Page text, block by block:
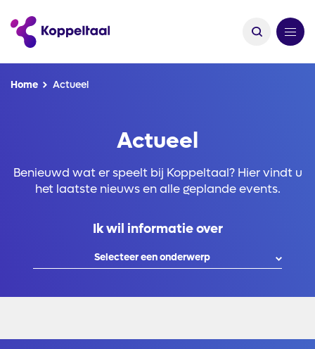
Kruimelpad
Home Actueel
Actueel
Benieuwd wat er speelt bij Koppeltaal? Hier vindt u
het laatste nieuws en alle geplande events.
Ik wil informatie over
Selecteer een onderwerp